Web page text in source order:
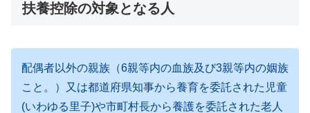
扶養控除の対象となる人
配偶者以外の親族（6親等内の血族及び3親等内の姻族
こと。）又は都道府県知事から養育を委託された児童
(いわゆる里子)や市町村長から養護を委託された老人